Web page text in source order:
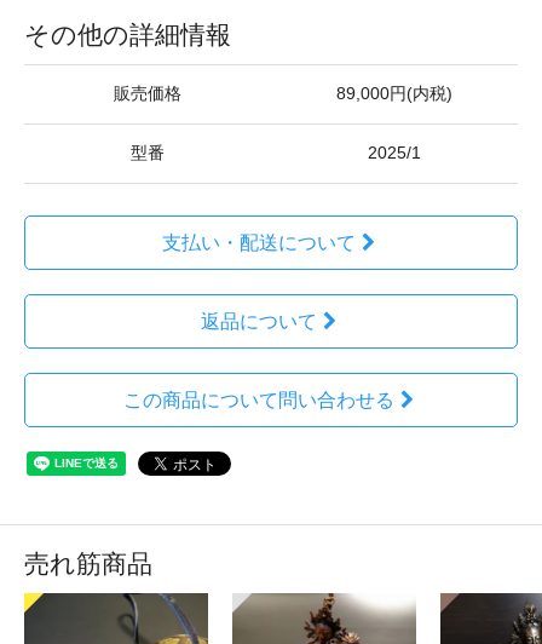
その他の詳細情報
販売価格 89,000円(内税)
型番 2025/1
支払い・配送について
返品について
この商品について問い合わせる
売れ筋商品